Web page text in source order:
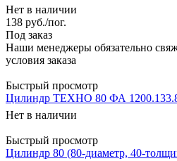
Нет в наличии
138 руб./пог.
Под заказ
Наши менеджеры обязательно
условия заказа
Быстрый просмотр
Цилиндр ТЕХНО 80 ФА
Нет в наличии
Быстрый просмотр
Цилиндр 80 (80-диаметр, 40-